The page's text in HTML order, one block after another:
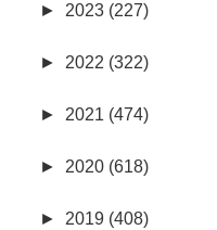
► 2023 (227)
► 2022 (322)
► 2021 (474)
► 2020 (618)
► 2019 (408)